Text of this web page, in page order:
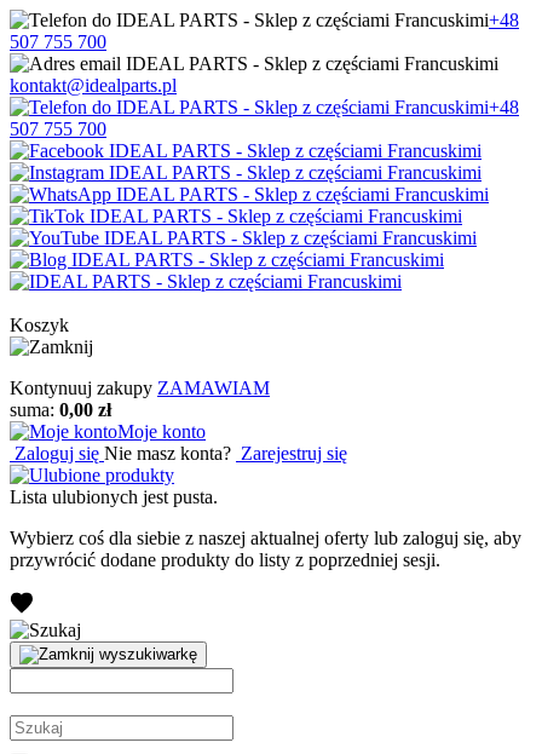
+48
507 755 700
kontakt@idealparts.pl
+48
507 755 700
Koszyk
Kontynuuj zakupy ZAMAWIAM
suma: 0,00 zł
Moje konto
Zaloguj się Nie masz konta? Zarejestruj się
Lista ulubionych jest pusta.
Wybierz coś dla siebie z naszej aktualnej oferty lub zaloguj się, aby
przywrócić dodane produkty do listy z poprzedniej sesji.